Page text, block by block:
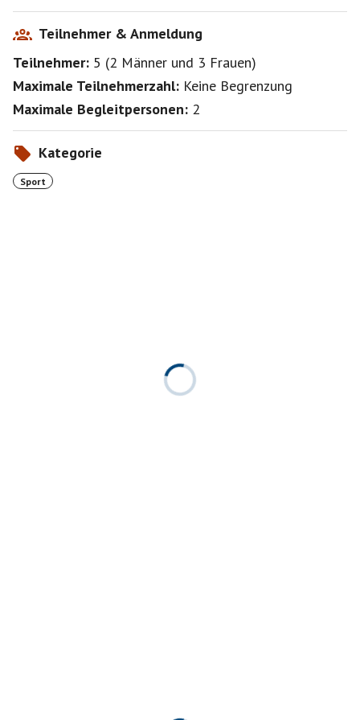
Teilnehmer & Anmeldung
Teilnehmer: 5 (2 Männer und 3 Frauen)
Maximale Teilnehmerzahl: Keine Begrenzung
Maximale Begleitpersonen: 2
Kategorie
Sport